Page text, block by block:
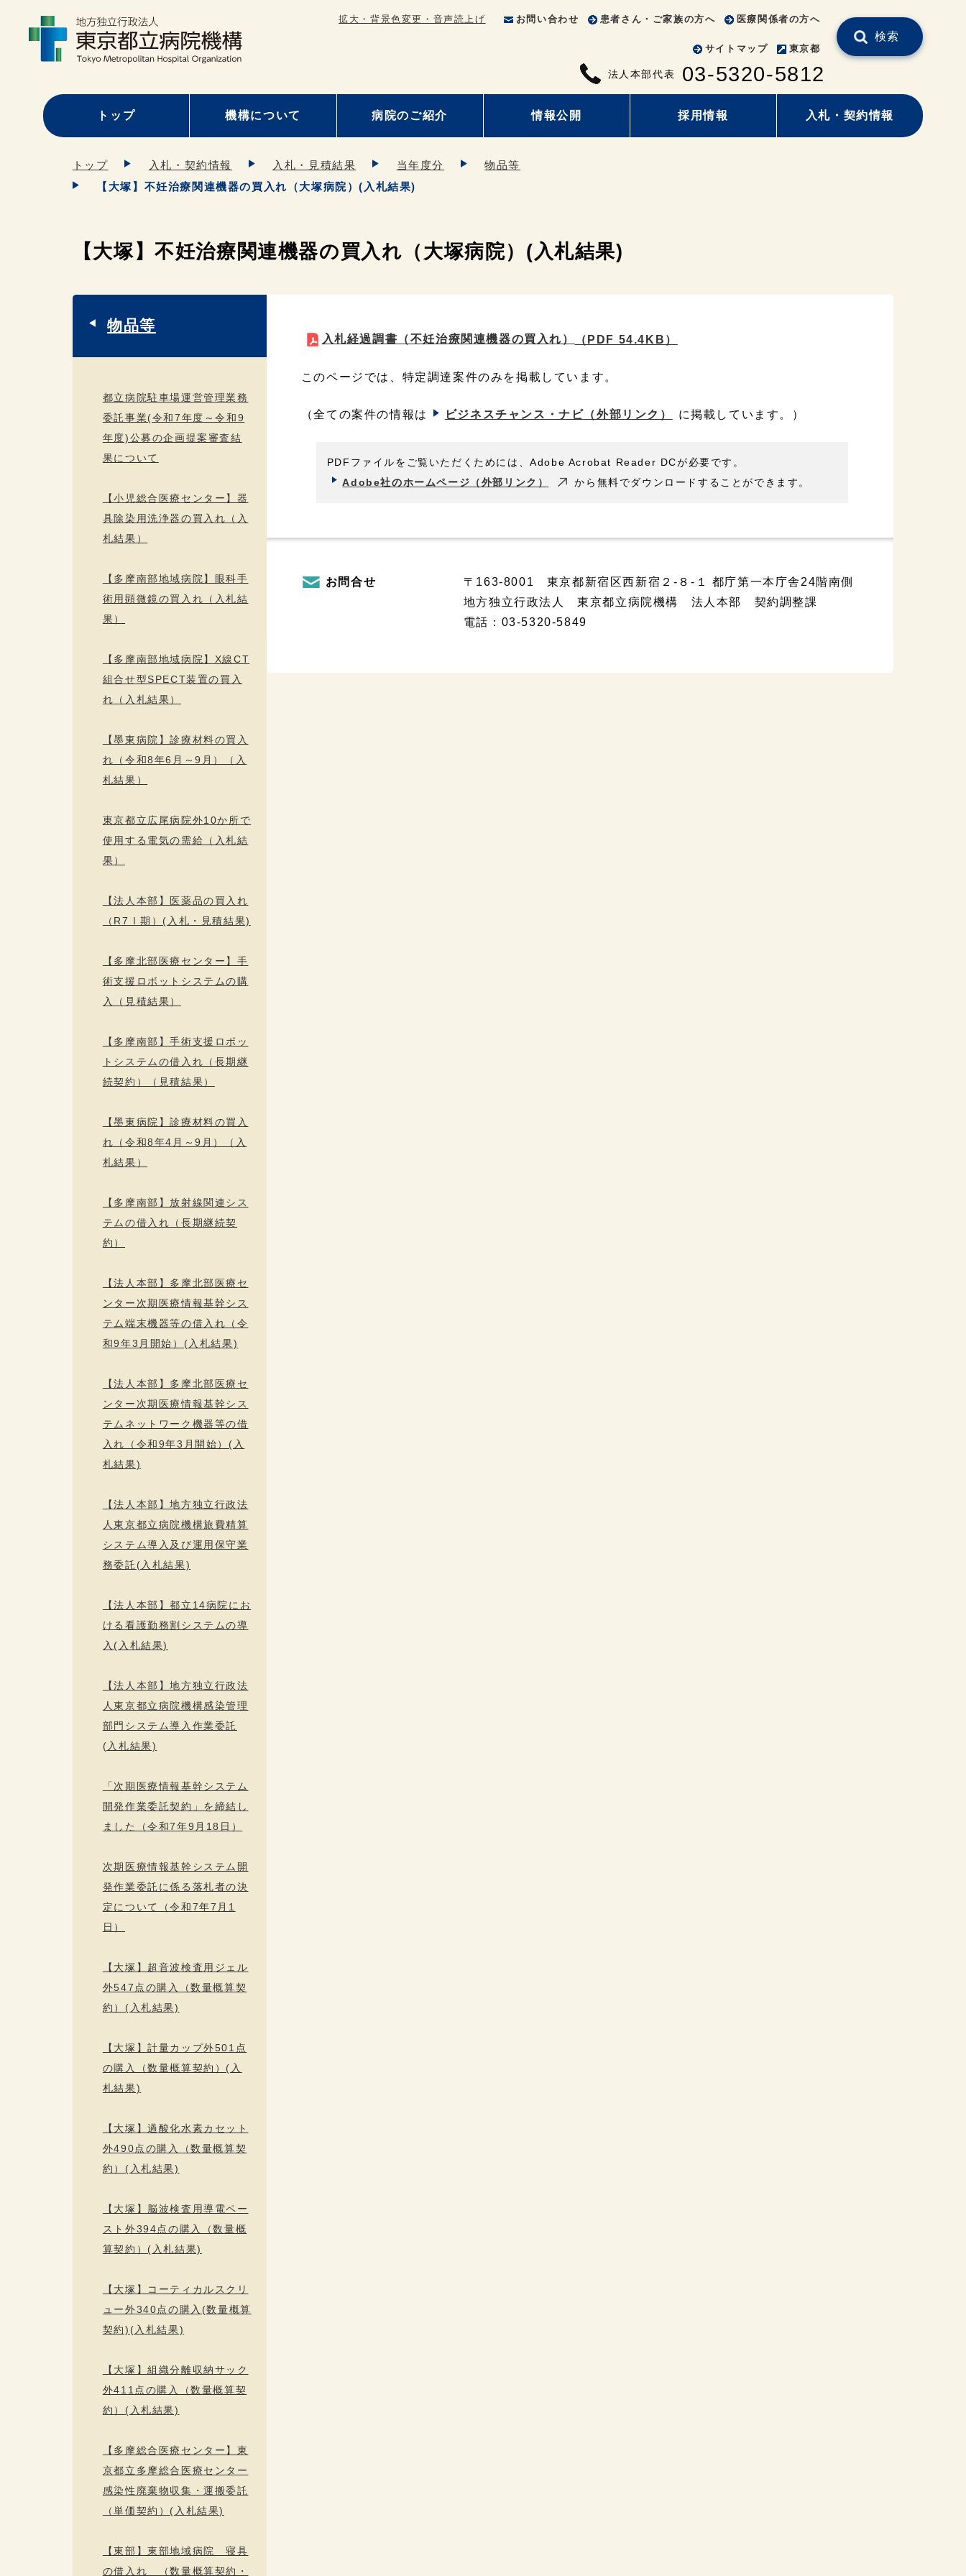
拡大・背景色変更・音声読上げ お問い合わせ 患者さん・ご家族の方へ 医療関係者の方へ
サイトマップ 東京都
法人本部代表 03-5320-5812
検索
トップ 機構について 病院のご紹介 情報公開 採用情報 入札・契約情報
トップ 入札・契約情報 入札・見積結果 当年度分
物品等
【大塚】不妊治療関連機器の買入れ（大塚病院）(入札結果)
【大塚】不妊治療関連機器の買入れ（大塚病院）(入札結果)
入札経過調書（不妊治療関連機器の買入れ） （PDF 54.4KB）
このページでは、特定調達案件のみを掲載しています。
（全ての案件の情報は ビジネスチャンス・ナビ （外部リンク） に掲載しています。）
PDFファイルをご覧いただくためには、Adobe Acrobat Reader DCが必要です。
Adobe社のホームページ（外部リンク）
から無料でダウンロードすることができます。
お問合せ 〒163-8001 東京都新宿区西新宿２-８-１ 都庁第一本庁舎24階南側
地方独立行政法人 東京都立病院機構 法人本部 契約調整課
電話： 03-5320-5849
物品等
都立病院駐車場運営管理業務
委託事業(令和7年度～令和9
年度)公募の企画提案審査結
果について
【小児総合医療センター】器
具除染用洗浄器の買入れ（入
札結果）
【多摩南部地域病院】眼科手
術用顕微鏡の買入れ（入札結
果）
【多摩南部地域病院】X線CT
組合せ型SPECT装置の買入
れ（入札結果）
【墨東病院】診療材料の買入
れ（令和8年6月～9月）（入
札結果）
東京都立広尾病院外10か所で
使用する電気の需給（入札結
果）
【法人本部】医薬品の買入れ
（R7Ⅰ期）(入札・見積結果)
【多摩北部医療センター】手
術支援ロボットシステムの購
入（見積結果）
【多摩南部】手術支援ロボッ
トシステムの借入れ（長期継
続契約）（見積結果）
【墨東病院】診療材料の買入
れ（令和8年4月～9月）（入
札結果）
【多摩南部】放射線関連シス
テムの借入れ（長期継続契
約）
【法人本部】多摩北部医療セ
ンター次期医療情報基幹シス
テム端末機器等の借入れ（令
和9年3月開始）(入札結果)
【法人本部】多摩北部医療セ
ンター次期医療情報基幹シス
テムネットワーク機器等の借
入れ（令和9年3月開始）(入
札結果)
【法人本部】地方独立行政法
人東京都立病院機構旅費精算
システム導入及び運用保守業
務委託(入札結果)
【法人本部】都立14病院にお
ける看護勤務割システムの導
入(入札結果)
【法人本部】地方独立行政法
人東京都立病院機構感染管理
部門システム導入作業委託
(入札結果)
「次期医療情報基幹システム
開発作業委託契約」を締結し
ました（令和7年9月18日）
次期医療情報基幹システム開
発作業委託に係る落札者の決
定について（令和7年7月1
日）
【大塚】超音波検査用ジェル
外547点の購入（数量概算契
約）(入札結果)
【大塚】計量カップ外501点
の購入（数量概算契約）(入
札結果)
【大塚】過酸化水素カセット
外490点の購入（数量概算契
約）(入札結果)
【大塚】脳波検査用導電ペー
スト外394点の購入（数量概
算契約）(入札結果)
【大塚】コーティカルスクリ
ュー外340点の購入(数量概算
契約)(入札結果)
【大塚】組織分離収納サック
外411点の購入（数量概算契
約）(入札結果)
【多摩総合医療センター】東
京都立多摩総合医療センター
感染性廃棄物収集・運搬委託
（単価契約）(入札結果)
【東部】東部地域病院 寝具
の借入れ （数量概算契約・